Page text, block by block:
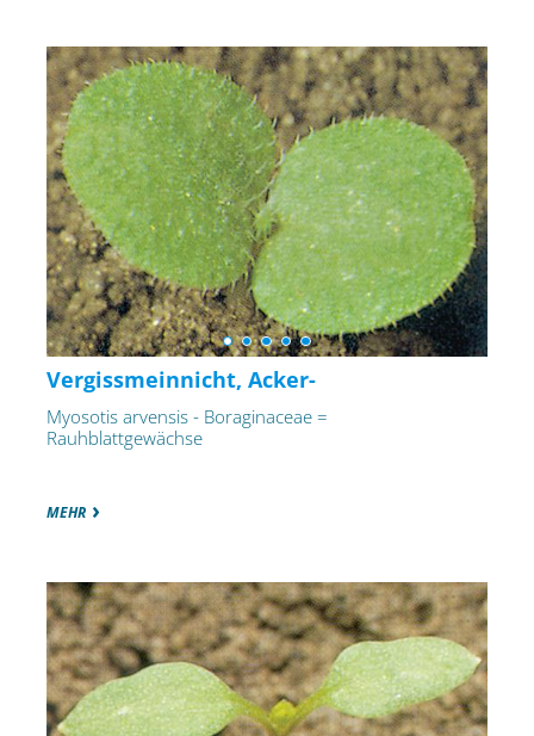
Vergissmeinnicht, Acker-
Myosotis arvensis - Boraginaceae =
Rauhblattgewächse
MEHR